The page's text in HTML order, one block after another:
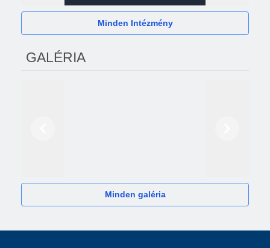
Minden Intézmény
GALÉRIA
Minden galéria